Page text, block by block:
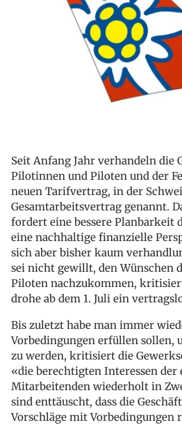
Seit Anfang Jahr verhandeln die
Pilotinnen und Piloten und der
neuen Tarifvertrag, in der
Gesamtarbeitsvertrag genannt.
fordert eine bessere Planbarkeit
eine nachhaltige finanzielle
sich aber bisher kaum
sei nicht gewillt, den Wünschen
Piloten nachzukommen,
drohe ab dem 1. Juli ein
Bis zuletzt habe man immer
Vorbedingungen erfüllen sollen,
zu werden, kritisiert die
«die berechtigten Interessen der
Mitarbeitenden wiederholt in
sind enttäuscht, dass die
Vorschläge mit Vorbedingungen